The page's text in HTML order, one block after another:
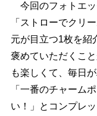
今回のフォトエッ
「ストローでクリ
元が目立つ1枚を紹
褒めていただくこ
も楽しくて、毎日
「一番のチャーム
い！」とコンプレ